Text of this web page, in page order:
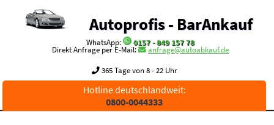
Autoprofis - BarAnkauf
WhatsApp:
0157 - 849 157 78
Direkt Anfrage per E-Mail:
anfrage@autoabkauf.de
365 Tage von 8 - 22 Uhr
Hotline deutschlandweit:
0800-0044333